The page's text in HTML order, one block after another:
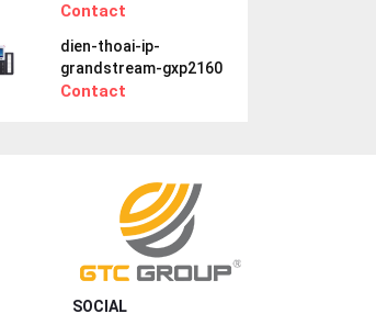
Contact
dien-thoai-ip-
grandstream-gxp2160
Contact
SOCIAL